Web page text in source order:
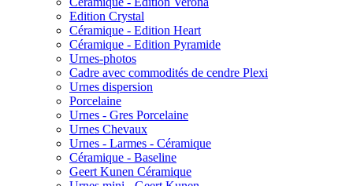
Edition Crystal
Céramique - Edition Heart
Céramique - Edition Pyramide
Urnes-photos
Cadre avec commodités de cendre Plexi
Urnes dispersion
Porcelaine
Urnes - Gres Porcelaine
Urnes Chevaux
Urnes - Larmes - Céramique
Céramique - Baseline
Geert Kunen Céramique